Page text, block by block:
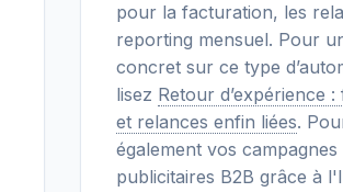
pour la facturation, les
reporting mensuel. Pour
concret sur ce type
lisez Retour d’expérience
et relances enfin liées.
également vos campagnes
publicitaires B2B grâce à